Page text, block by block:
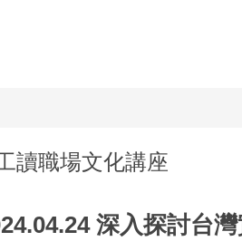
讀職場文化講座
深入探討台